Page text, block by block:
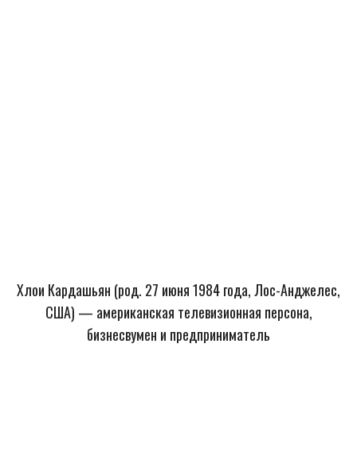
Хлои Кардашьян (род. 27 июня 1984 года, Лос-Анджелес,
США) — американская телевизионная персона,
бизнесвумен и предприниматель